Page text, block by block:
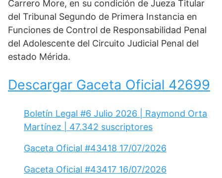
Carrero More, en su condición de Jueza Titular
del Tribunal Segundo de Primera Instancia en
Funciones de Control de Responsabilidad Penal
del Adolescente del Circuito Judicial Penal del
estado Mérida.
Descargar Gaceta Oficial 42699
Boletín Legal #6 Julio 2026 | Raymond Orta
Martínez | 47.342 suscriptores
Gaceta Oficial #43418 17/07/2026
Gaceta Oficial #43417 16/07/2026